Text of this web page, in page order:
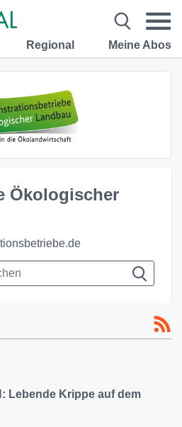
Regional Meine Abos
Ökologischer
Lebende Krippe auf dem